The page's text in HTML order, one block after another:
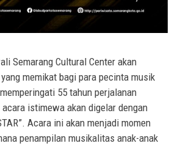
Semarang Cultural Center akan
memikat bagi para pecinta musik
55 tahun perjalanan
istimewa akan digelar dengan
Acara ini akan menjadi momen
penampilan musikalitas anak-anak